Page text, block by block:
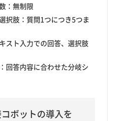
：無制限
択肢：質問1つにつき5つま
スト入力での回答、選択肢
回答内容に合わせた分岐シ
コボットの導入を